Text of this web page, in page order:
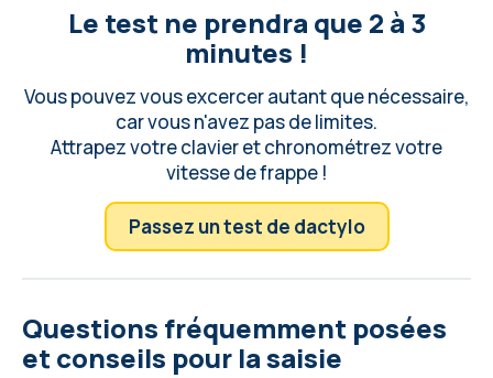
Le test ne prendra que 2 à 3
minutes !
Vous pouvez vous excercer autant que nécessaire,
car vous n'avez pas de limites.
Attrapez votre clavier et chronométrez votre
vitesse de frappe !
Passez un test de dactylo
Questions fréquemment posées
et conseils pour la saisie